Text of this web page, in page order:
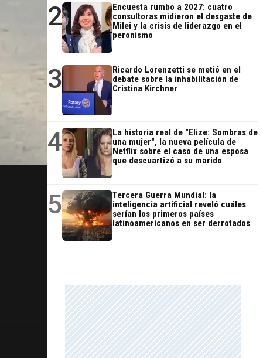
2
Encuesta rumbo a 2027: cuatro
consultoras midieron el desgaste de
Milei y la crisis de liderazgo en el
peronismo
3
Ricardo Lorenzetti se metió en el
debate sobre la inhabilitación de
Cristina Kirchner
4
La historia real de "Elize: Sombras de
una mujer", la nueva película de
Netflix sobre el caso de una esposa
que descuartizó a su marido
5
Tercera Guerra Mundial: la
inteligencia artificial reveló cuáles
serían los primeros países
latinoamericanos en ser derrotados